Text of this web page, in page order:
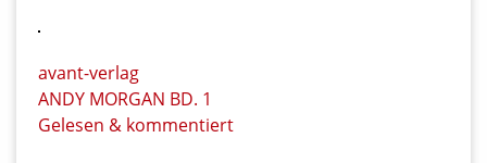
avant-verlag
ANDY MORGAN BD. 1
Gelesen & kommentiert